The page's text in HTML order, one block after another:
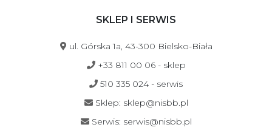
SKLEP I SERWIS
ul. Górska 1a, 43-300 Bielsko-Biała
+33 811 00 06 - sklep
510 335 024 - serwis
Sklep: sklep@nisbb.pl
Serwis: serwis@nisbb.pl